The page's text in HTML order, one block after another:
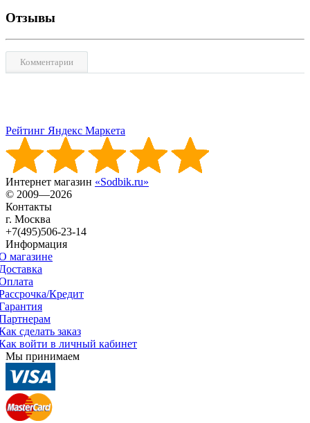
Отзывы
Комментарии
Рейтинг Яндекс Маркета
Интернет магазин «Sodbik.ru»
© 2009—2026
Контакты
г. Москва
+7(495)506-23-14
Информация
магазине
Кредит
сделать заказ
войти в личный кабинет
Мы принимаем